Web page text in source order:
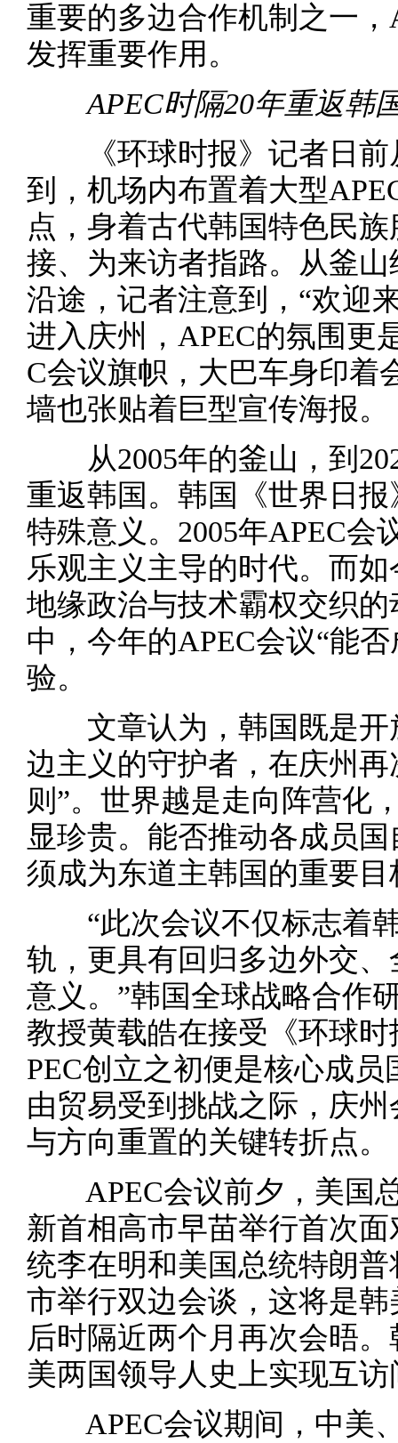
重要的多边合作机制之一
发挥重要作用。
APEC时隔20年重返韩
《环球时报》记者日前
到，机场内布置着大型
点，身着古代韩国特色民
接、为来访者指路。从釜
沿途，记者注意到，“欢迎
进入庆州，APEC的氛围更
C会议旗帜，大巴车身印着
墙也张贴着巨型宣传海报。
从2005年的釜山，到
重返韩国。韩国《世界日
特殊意义。2005年APEC会
乐观主义主导的时代。而
地缘政治与技术霸权交织
中，今年的APEC会议“能
验。
文章认为，韩国既是开
边主义的守护者，在庆州
则”。世界越是走向阵营化
显珍贵。能否推动各成员
须成为东道主韩国的重要目
“此次会议不仅标志着韩
轨，更具有回归多边外交
意义。”韩国全球战略合作
教授黄载皓在接受《环球
PEC创立之初便是核心成
由贸易受到挑战之际，庆
与方向重置的关键转折点。
APEC会议前夕，美国
新首相高市早苗举行首次
统李在明和美国总统特朗
市举行双边会谈，这将是
后时隔近两个月再次会晤
美两国领导人史上实现互
APEC会议期间，中美